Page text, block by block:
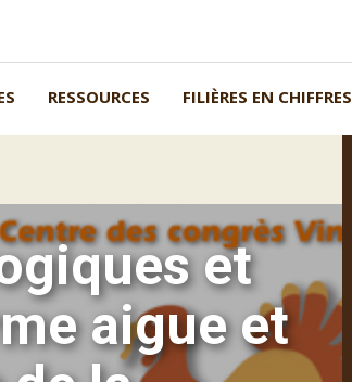
RESSOURCES FILIÈRES EN CHIFFRES
et
aigue et